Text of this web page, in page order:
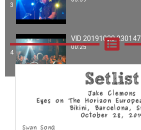
3
4
VID 20191028 230147
00:25